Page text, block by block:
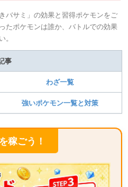
バサミ」の効果と習得ポケモンをご
たポケモンは誰か、バトルでの効果
。
事
わざ一覧
強いポケモン一覧と対策
稼ごう！